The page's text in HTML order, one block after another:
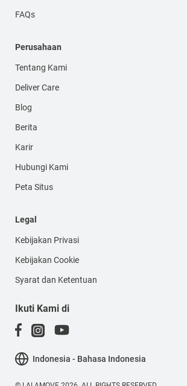
FAQs
Perusahaan
Tentang Kami
Deliver Care
Blog
Berita
Karir
Hubungi Kami
Peta Situs
Legal
Kebijakan Privasi
Kebijakan Cookie
Syarat dan Ketentuan
Ikuti Kami di
Indonesia - Bahasa Indonesia